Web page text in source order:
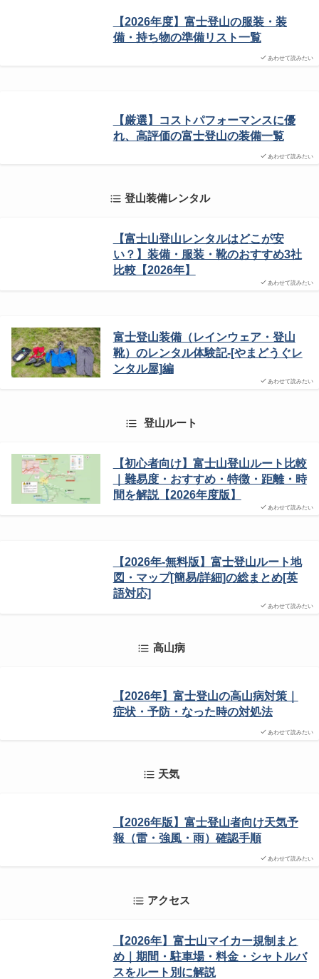
あわせて読みたい
【2026年度】富士登山の服装・装
備・持ち物の準備リスト一覧
あわせて読みたい
【厳選】コストパフォーマンスに優
れ、高評価の富士登山の装備一覧
登山装備レンタル
あわせて読みたい
【富士山登山レンタルはどこが安
い？】装備・服装・靴のおすすめ3社
比較【2026年】
あわせて読みたい
富士登山装備（レインウェア・登山
靴）のレンタル体験記-[やまどうぐレ
ンタル屋]編
登山ルート
あわせて読みたい
【初心者向け】富士山登山ルート比較
｜難易度・おすすめ・特徴・距離・時
間を解説【2026年度版】
あわせて読みたい
【2026年-無料版】富士登山ルート地
図・マップ[簡易/詳細]の総まとめ[英
語対応]
高山病
あわせて読みたい
【2026年】富士登山の高山病対策｜
症状・予防・なった時の対処法
天気
あわせて読みたい
【2026年版】富士登山者向け天気予
報（雷・強風・雨）確認手順
アクセス
【2026年】富士山マイカー規制まと
め｜期間・駐車場・料金・シャトルバ
スをルート別に解説